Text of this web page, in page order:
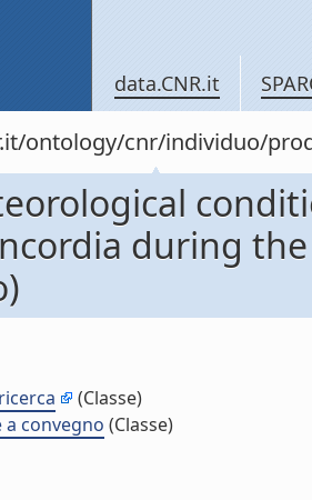
data.CNR.it
ontology/cnr/individuo/
during
(Classe)
a convegno (Classe)